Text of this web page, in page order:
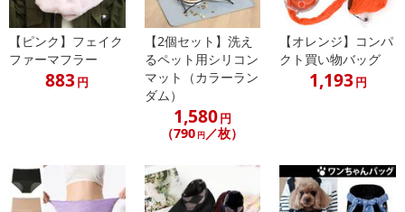
【ピンク】フェイク
ファーマフラー
883円
【2個セット】洗え
るペット用シリコン
マット（カラーラン
ダム）
1,580円
（790 円／枚）
【オレンジ】コンパ
クト買い物バッグ
1,193円